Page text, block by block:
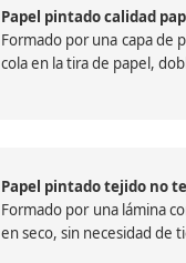
Papel pintado calidad
Formado por una capa de
cola en la tira de papel,
Papel pintado tejido no
Formado por una lámina
en seco, sin necesidad de